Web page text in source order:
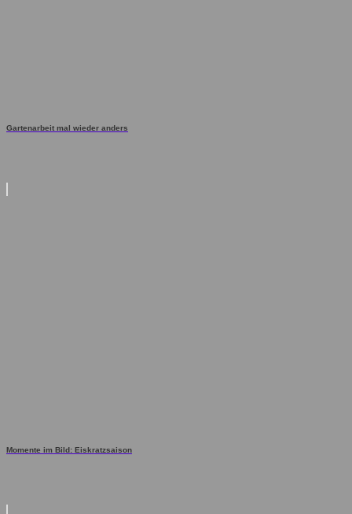
Gartenarbeit mal wieder anders
Momente im Bild: Eiskratzsaison